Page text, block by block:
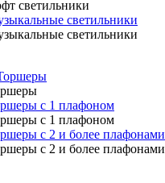
светильники
светильники
светильники
с 1 плафоном
с 1 плафоном
с 2 и более плафонами
с 2 и более плафонами